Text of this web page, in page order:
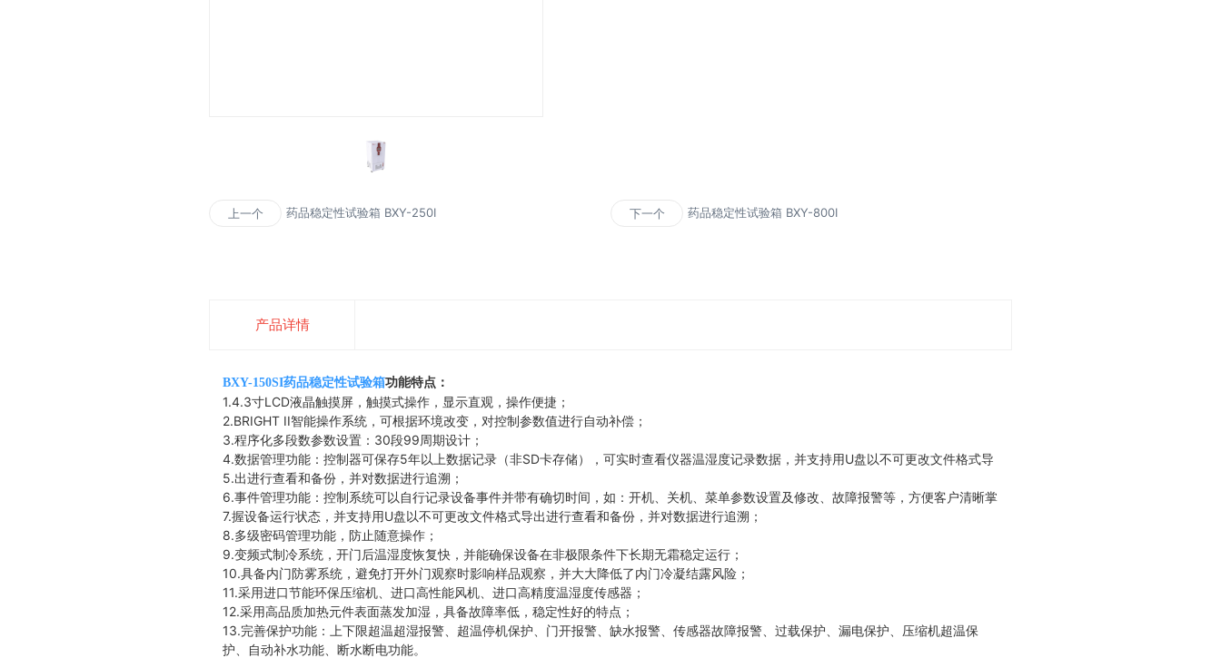
上一个 药品稳定性试验箱 BXY-250I 下一个 药品稳定性试验箱 BXY-800I
产品详情
BXY-150SI药品稳定性试验箱功能特点：
1.4.3寸LCD液晶触摸屏，触摸式操作，显示直观，操作便捷；
2.BRIGHT II智能操作系统，可根据环境改变，对控制参数值进行自动补偿；
3.程序化多段数参数设置：30段99周期设计；
4.数据管理功能：控制器可保存5年以上数据记录（非SD卡存储），可实时查看仪器温湿度记录数据，并支持用U盘以不可更改文件格式导
5.出进行查看和备份，并对数据进行追溯；
6.事件管理功能：控制系统可以自行记录设备事件并带有确切时间，如：开机、关机、菜单参数设置及修改、故障报警等，方便客户清晰掌
7.握设备运行状态，并支持用U盘以不可更改文件格式导出进行查看和备份，并对数据进行追溯；
8.多级密码管理功能，防止随意操作；
9.变频式制冷系统，开门后温湿度恢复快，并能确保设备在非极限条件下长期无霜稳定运行；
10.具备内门防雾系统，避免打开外门观察时影响样品观察，并大大降低了内门冷凝结露风险；
11.采用进口节能环保压缩机、进口高性能风机、进口高精度温湿度传感器；
12.采用高品质加热元件表面蒸发加湿，具备故障率低，稳定性好的特点；
13.完善保护功能：上下限超温超湿报警、超温停机保护、门开报警、缺水报警、传感器故障报警、过载保护、漏电保护、压缩机超温保
护、自动补水功能、断水断电功能。